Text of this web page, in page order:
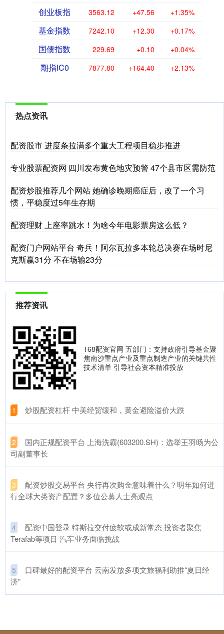
创业板指 3563.12 +47.56 +1.35%
基金指数 7242.10 +12.30 +0.17%
国债指数 229.69 +0.10 +0.04%
期指IC0 7877.80 +164.40 +2.13%
热点资讯
配资股市 进度条拉满多个重大工程项目稳步推进
专业股票配资网 四川发布黄色地灾预警 47个县市区需防范
配资炒股推荐几个网站 她确诊晚期癌症后，改了一个习
惯，平稳度过5年生存期
配资理财 上座率跳水！为啥今年电影票房这么低？
配资门户网站平台 奇兵！阿尔瓦拉多本轮总决赛在场时尼
克斯赢31分 不在场输23分
推荐资讯
168配资官网 五部门：支持政府引导基金聚
焦南沙重点产业及重点制造产业的关键共性
技术清单 引导社会资本精准投放
1 ​炒股配资杠杆 中美经贸缓和，黄金避险溢价大跌
2
​国内正规配资平台 上海洗霸(603200.SH)：选举王羽旸为公
司副董事长
3
​配资炒股交易平台 央行再次购金意味着什么？明年如何进
行全球大类资产配置？多位公募人士亮观点
4
​配资中国登录 特斯拉交付疲软或成新常态 投资者聚焦
Terafab等项目 汽车业务面临挑战
5
​口碑最好的配资平台 云南发放多项文旅福利助推“夏日经
济”